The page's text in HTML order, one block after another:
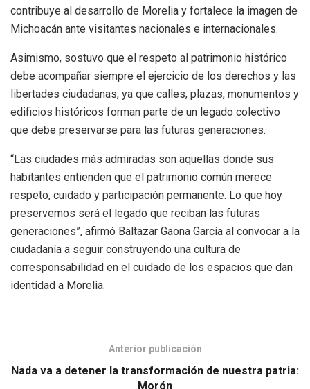
contribuye al desarrollo de Morelia y fortalece la imagen de
Michoacán ante visitantes nacionales e internacionales.
Asimismo, sostuvo que el respeto al patrimonio histórico
debe acompañar siempre el ejercicio de los derechos y las
libertades ciudadanas, ya que calles, plazas, monumentos y
edificios históricos forman parte de un legado colectivo
que debe preservarse para las futuras generaciones.
“Las ciudades más admiradas son aquellas donde sus
habitantes entienden que el patrimonio común merece
respeto, cuidado y participación permanente. Lo que hoy
preservemos será el legado que reciban las futuras
generaciones”, afirmó Baltazar Gaona García al convocar a la
ciudadanía a seguir construyendo una cultura de
corresponsabilidad en el cuidado de los espacios que dan
identidad a Morelia.
Anterior publicación
Nada va a detener la transformación de nuestra patria:
Morón